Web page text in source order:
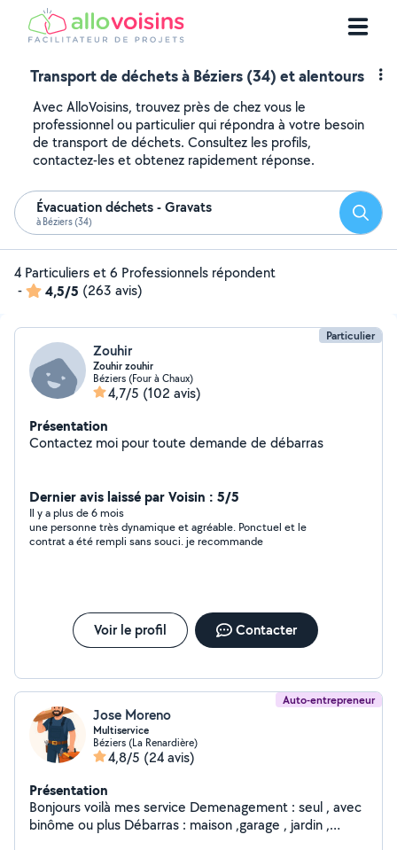
Transport de déchets à Béziers (34) et alentours
Avec AlloVoisins, trouvez près de chez vous le
professionnel ou particulier qui répondra à votre besoin
de transport de déchets. Consultez les profils,
contactez-les et obtenez rapidement réponse.
Évacuation déchets - Gravats
à Béziers (34)
4 Particuliers et 6 Professionnels répondent
-
4,5/5 (263 avis)
Particulier
Zouhir
Zouhir zouhir
Béziers (Four à Chaux)
4,7/5 (102 avis)
Présentation
Contactez moi pour toute demande de débarras
Dernier avis laissé par Voisin : 5/5
Il y a plus de 6 mois
une personne très dynamique et agréable. Ponctuel et le
contrat a été rempli sans souci. je recommande
Voir le profil Contacter
Auto-entrepreneur
Jose Moreno
Multiservice
Béziers (La Renardière)
4,8/5 (24 avis)
Présentation
Bonjours voilà mes service Demenagement : seul , avec
binôme ou plus Débarras : maison ,garage , jardin ,